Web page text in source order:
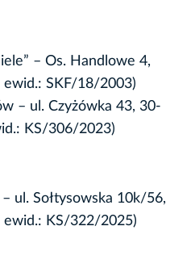
– Os. Handlowe 4,
SKF/18/2003)
– ul. Czyżówka 43, 30-
KS/306/2023)
ul. Sołtysowska 10k/56,
KS/322/2025)